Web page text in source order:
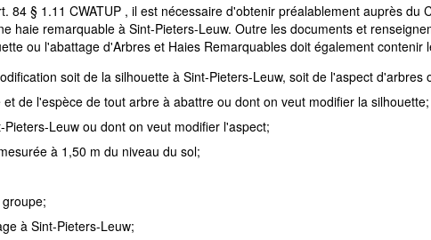
84 § 1.11 CWATUP , il est nécessaire d'obtenir préalablement auprès
haie remarquable à Sint-Pieters-Leuw. Outre les documents et
ou l'abattage d'Arbres et Haies Remarquables doit également contenir
soit de la silhouette à Sint-Pieters-Leuw, soit de l'aspect d'arbres
de l'espèce de tout arbre à abattre ou dont on veut modifier la silhouette;
Leuw ou dont on veut modifier l'aspect;
à 1,50 m du niveau du sol;
à Sint-Pieters-Leuw;